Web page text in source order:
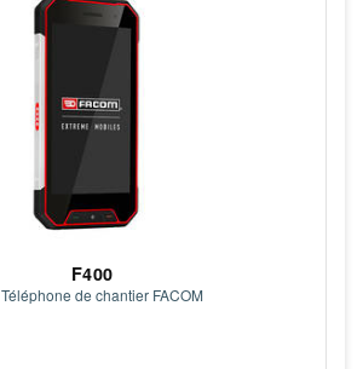
F400
Téléphone de chantier FACOM